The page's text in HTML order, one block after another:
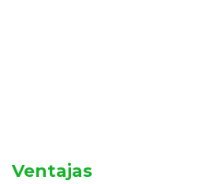
Ventajas